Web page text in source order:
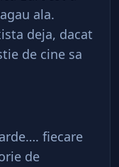
ala.
deja, dacat
de cine sa
fiecare
de